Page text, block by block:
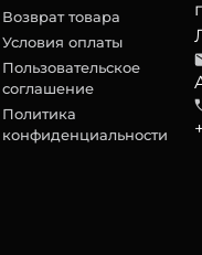
Возврат товара
Условия оплаты
Пользовательское
соглашение
Политика
конфиденциальности